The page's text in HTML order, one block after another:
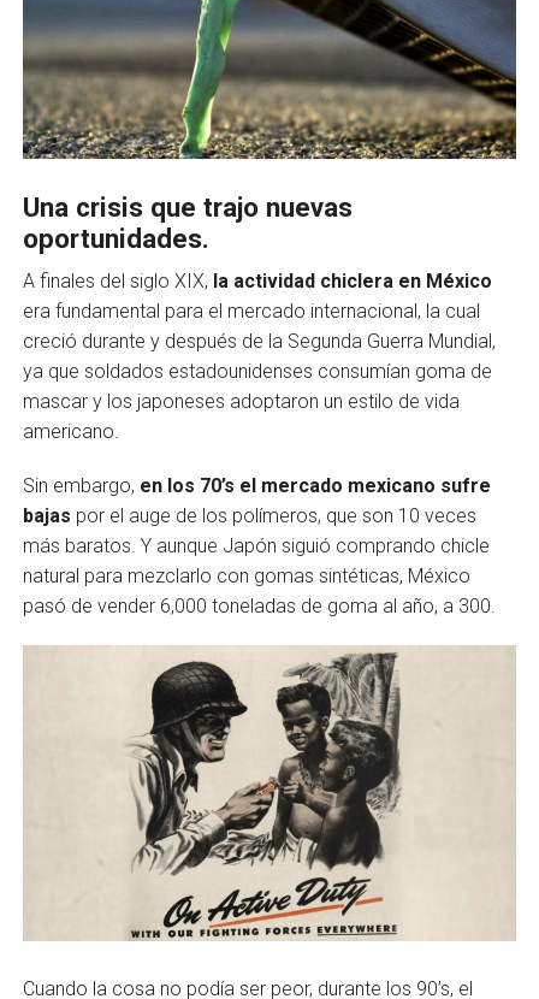
Una crisis que trajo nuevas
oportunidades.
A finales del siglo XIX, la actividad chiclera en México
era fundamental para el mercado internacional, la cual
creció durante y después de la Segunda Guerra Mundial,
ya que soldados estadounidenses consumían goma de
mascar y los japoneses adoptaron un estilo de vida
americano.
Sin embargo, en los 70’s el mercado mexicano sufre
bajas por el auge de los polímeros, que son 10 veces
más baratos. Y aunque Japón siguió comprando chicle
natural para mezclarlo con gomas sintéticas, México
pasó de vender 6,000 toneladas de goma al año, a 300.
Cuando la cosa no podía ser peor, durante los 90’s, el